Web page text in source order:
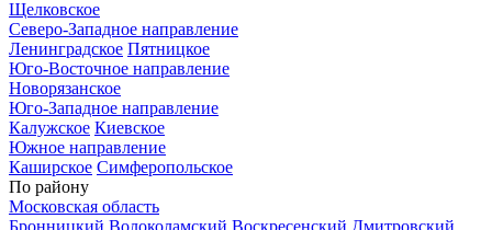
Щелковское
Северо-Западное направление
Ленинградское Пятницкое
Юго-Восточное направление
Новорязанское
Юго-Западное направление
Калужское Киевское
Южное направление
Каширское Симферопольское
По району
Московская область
Бронницкий Волоколамский Воскресенский Дмитровский